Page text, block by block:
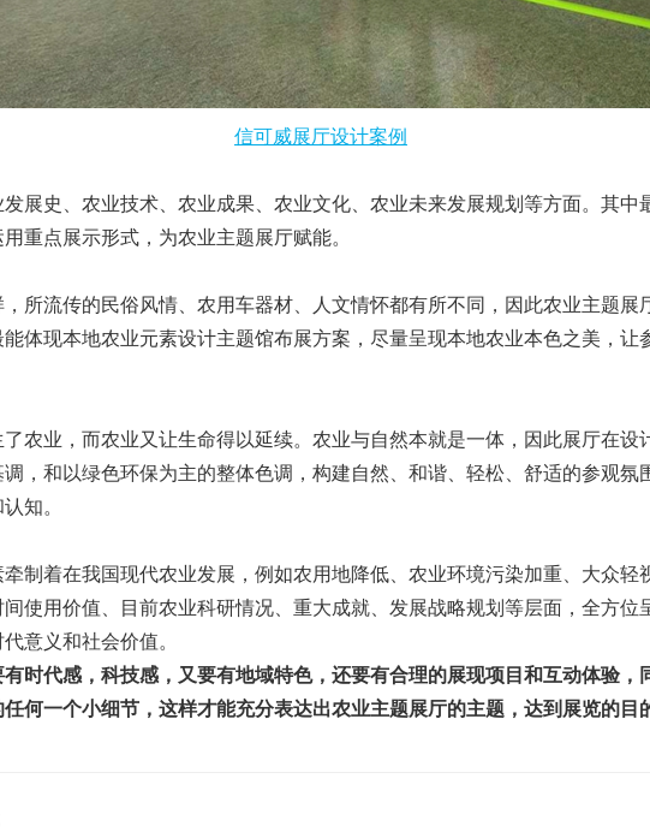
信可威展厅设计案例
展史、农业技术、农业成果、农业文化、农业未来发展规划等方面。其中
重点展示形式，为农业主题展厅赋能。
所流传的民俗风情、农用车器材、人文情怀都有所不同，因此农业主题展
体现本地农业元素设计主题馆布展方案，尽量呈现本地农业本色之美，让
农业，而农业又让生命得以延续。农业与自然本就是一体，因此展厅在设
，和以绿色环保为主的整体色调，构建自然、和谐、轻松、舒适的参观氛
知。
制着在我国现代农业发展，例如农用地降低、农业环境污染加重、大众轻
使用价值、目前农业科研情况、重大成就、发展战略规划等层面，全方位
意义和社会价值。
时代感，科技感，又要有地域特色，还要有合理的展现项目和互动体验，
何一个小细节，这样才能充分表达出农业主题展厅的主题，达到展览的目